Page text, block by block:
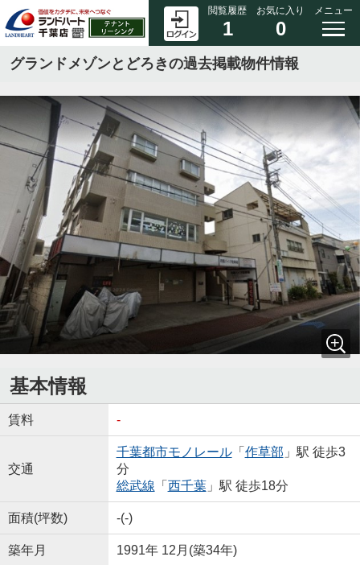
閲覧履歴
1
お気に入り
0
メニュー
グランドメゾンとどろきの過去掲載物件情報
基本情報
賃料 -
交通
千葉都市モノレール「 作草部 」駅 徒歩3
分
総武線 「 西千葉」駅 徒歩18分
面積(坪数) -(-)
築年月 1991年 12月(築34年)